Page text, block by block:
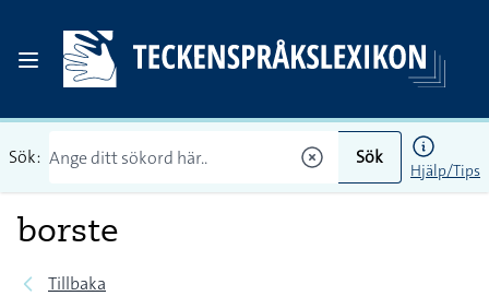
Sök: Sök
Hjälp/Tips
borste
Tillbaka